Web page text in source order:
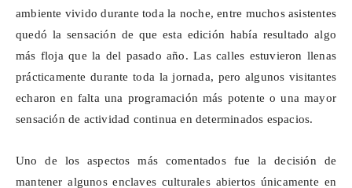
ambiente vivido durante toda la noche, entre muchos asistentes
quedó la sensación de que esta edición había resultado algo
más floja que la del pasado año. Las calles estuvieron llenas
prácticamente durante toda la jornada, pero algunos visitantes
echaron en falta una programación más potente o una mayor
sensación de actividad continua en determinados espacios.
Uno de los aspectos más comentados fue la decisión de
mantener algunos enclaves culturales abiertos únicamente en